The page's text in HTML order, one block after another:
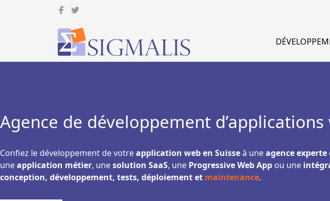
Agence de développement d’applications
Confiez le développement de votreapplication web en Suisseà uneagence experte
uneapplication métier, unesolution SaaS, une Progressive Web App ou une
conception, développement, tests, déploiement et maintenance.